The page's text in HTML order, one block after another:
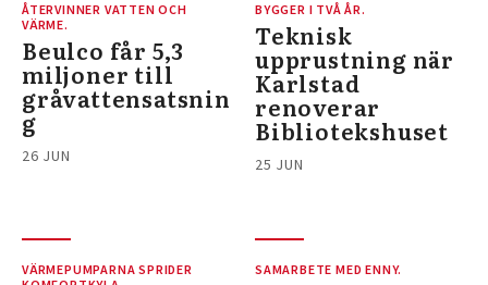
ÅTERVINNER VATTEN OCH
VÄRME.
Beulco får 5,3
miljoner till
gråvattensatsnin
g
26 JUN
BYGGER I TVÅ ÅR.
Teknisk
upprustning när
Karlstad
renoverar
Bibliotekshuset
25 JUN
VÄRMEPUMPARNA SPRIDER
SAMARBETE MED ENNY.